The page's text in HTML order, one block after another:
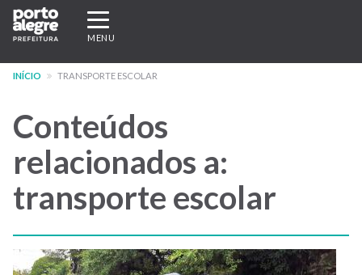
Pular
para
conteúdo
Expandir/recolher
navegação
MENU
INÍCIO TRANSPORTE ESCOLAR
Conteúdos
relacionados a:
transporte escolar